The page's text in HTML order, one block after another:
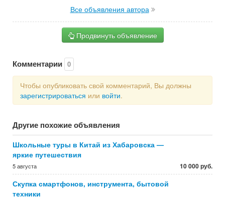
Все объявления автора
Продвинуть объявление
Комментарии 0
Чтобы опубликовать свой комментарий, Вы должны
зарегистрироваться или войти.
Другие похожие объявления
Школьные туры в Китай из Хабаровска —
яркие путешествия
5 августа 10 000 руб.
Скупка смартфонов, инструмента, бытовой
техники